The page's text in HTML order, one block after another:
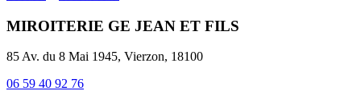
MIROITERIE GE JEAN ET FILS
85 Av. du 8 Mai 1945, Vierzon, 18100
06 59 40 92 76